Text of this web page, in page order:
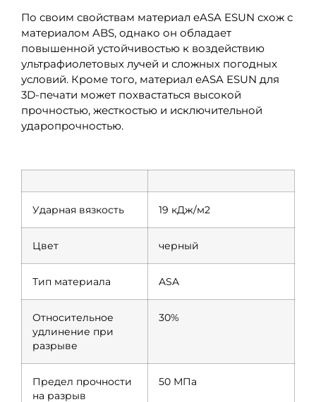
По своим свойствам материал eASA ESUN схож с
материалом ABS, однако он обладает
повышенной устойчивостью к воздействию
ультрафиолетовых лучей и сложных погодных
условий. Кроме того, материал eASA ESUN для
3D-печати может похвастаться высокой
прочностью, жесткостью и исключительной
ударопрочностью.
Ударная вязкость 19 кДж/м2
Цвет черный
Тип материала ASA
Относительное
удлинение при
разрыве
30%
Предел прочности
на разрыв
50 МПа